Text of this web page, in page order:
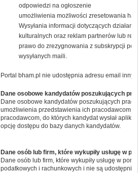
odpowiedzi na ogłoszenie
umożliwienia możliwości zresetowania
Wysyłania informacji dotyczących
kulturalnych oraz reklam partnerów lub
prawo do zrezygnowania z subskrypcji
wysyłanych maili.
Portal bham.pl nie udostępnia adresu email
Dane osobowe kandydatów poszukujących
Dane osobowe kandydatów poszukujących
umożliwienia przedstawienia ich pracodawcom.
pracodawcom, do których kandydat wysłał
opcję dostępu do bazy danych kandydatów.
Dane osób lub firm, które wykupiły usługę w
Dane osób lub firm, które wykupiły usługę w
podatkowych i rachunkowych i nie są